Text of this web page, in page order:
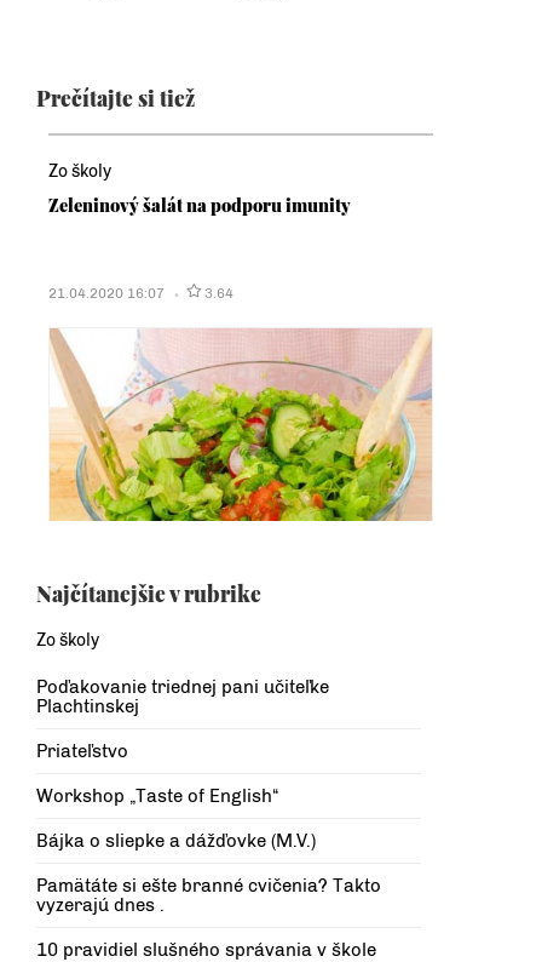
Prečítajte si tiež
Zo školy
Zeleninový šalát na podporu imunity
21.04.2020 16:07 3.64
Najčítanejšie v rubrike
Zo školy
Poďakovanie triednej pani učiteľke
Plachtinskej
Priateľstvo
Workshop „Taste of English“
Bájka o sliepke a dážďovke (M.V.)
Pamätáte si ešte branné cvičenia? Takto
vyzerajú dnes .
10 pravidiel slušného správania v škole